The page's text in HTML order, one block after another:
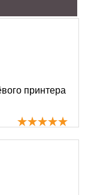
принтера